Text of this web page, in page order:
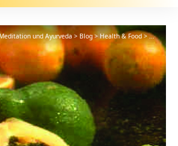
und Ayurveda > Blog>Health & Food>